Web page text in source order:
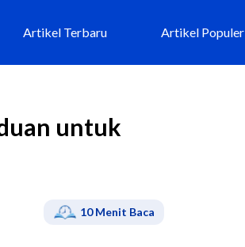
Artikel Terbaru Artikel Populer
untuk
10Menit Baca